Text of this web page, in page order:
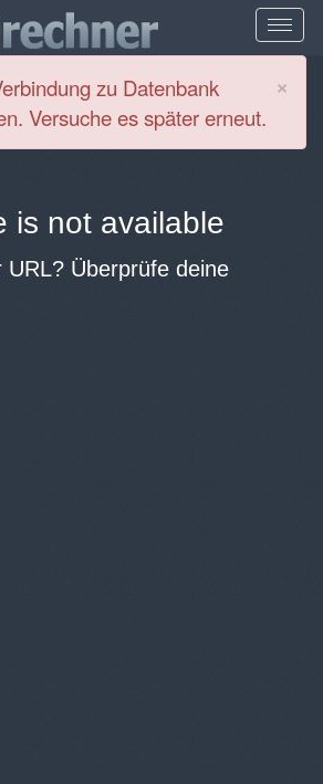
×
zu Datenbank
Versuche es später erneut.
is not available
URL? Überprüfe deine